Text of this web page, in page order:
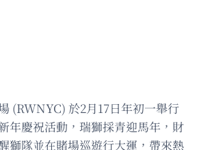
(RWNYC) 於2月17日年初一舉行
年慶祝活動，瑞獅採青迎馬年，財
獅隊並在賭場巡遊行大運，帶來熱